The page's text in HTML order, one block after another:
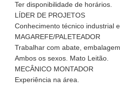
Ter disponibilidade de horários.
LÍDER DE PROJETOS
Conhecimento técnico industrial
MAGAREFE/PALETEADOR
Trabalhar com abate,
Ambos os sexos. Mato Leitão.
MECÂNICO MONTADOR
Experiência na área.